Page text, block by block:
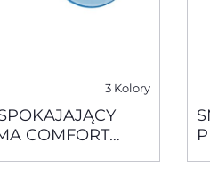
3 Kolory
COMFORT